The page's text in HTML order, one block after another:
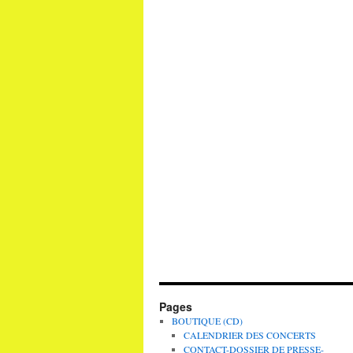
Pages
BOUTIQUE (CD)
CALENDRIER DES CONCERTS
CONTACT-DOSSIER DE PRESSE-